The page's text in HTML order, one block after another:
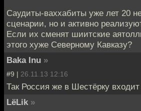
Саудиты-ваххабиты уже лет 20
сценарии, но и активно
Если их сменят шиитские
этого хуже Северному Кавказу?
Baka Inu »
#9 | 26.11.13 12:16
Так Россия же в Шестёрку
LёLik »